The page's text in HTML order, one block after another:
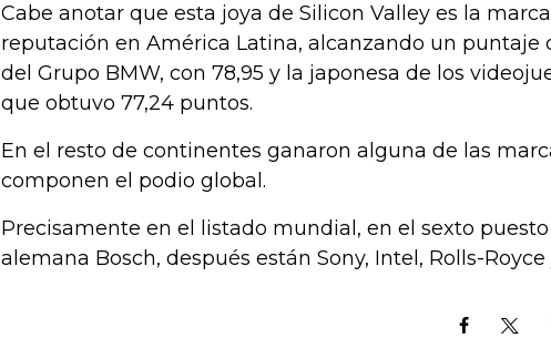
Cabe anotar que esta joya de Silicon Valley es la
reputación en América Latina, alcanzando un puntaje
del Grupo BMW, con 78,95 y la japonesa de los
que obtuvo 77,24 puntos.
En el resto de continentes ganaron alguna de las
componen el podio global.
Precisamente en el listado mundial, en el sexto
alemana Bosch, después están Sony, Intel, Rolls-Royce